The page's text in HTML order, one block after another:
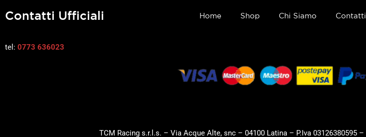
Contatti Ufficiali
tel: 0773 636023
Home Shop Chi Siamo Contatti
TCM Racing s.r.l.s. – Via Acque Alte, snc – 04100 Latina – P.Iva 03126380595 –